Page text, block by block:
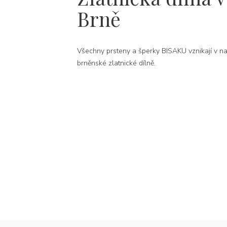
Brně
Všechny prsteny a šperky BISAKU vznikají v
brněnské zlatnické dílně.